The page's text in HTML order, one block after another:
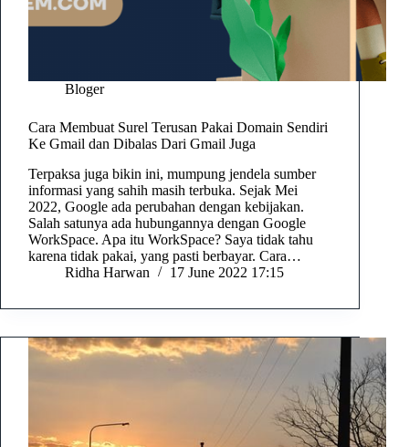
Bloger
Cara Membuat Surel Terusan Pakai Domain Sendiri
Ke Gmail dan Dibalas Dari Gmail Juga
Terpaksa juga bikin ini, mumpung jendela sumber
informasi yang sahih masih terbuka. Sejak Mei
2022, Google ada perubahan dengan kebijakan.
Salah satunya ada hubungannya dengan Google
WorkSpace. Apa itu WorkSpace? Saya tidak tahu
karena tidak pakai, yang pasti berbayar. Cara…
Ridha Harwan
17 June 2022 17:15